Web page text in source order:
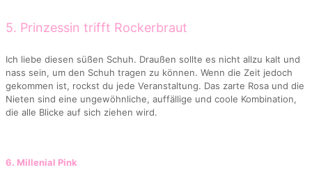
5. Prinzessin trifft Rockerbraut
Ich liebe diesen süßen Schuh. Draußen sollte es nicht allzu kalt und
nass sein, um den Schuh tragen zu können. Wenn die Zeit jedoch
gekommen ist, rockst du jede Veranstaltung. Das zarte Rosa und die
Nieten sind eine ungewöhnliche, auffällige und coole Kombination,
die alle Blicke auf sich ziehen wird.
6. Millenial Pink